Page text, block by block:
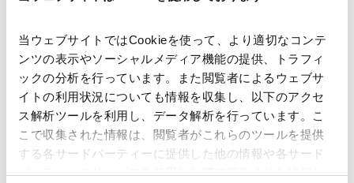
当ウェブサイトではCookieを使って、より適切なコンテ
ンツの表示やソーシャルメディア機能の提供、トラフィ
ックの分析を行っています。また閲覧者によるウェブサ
イトの利用状況についても情報を収集し、以下のアクセ
ス解析ツールを利用し、データ解析を行っています。こ
こで収集された情報は、閲覧者がこれらのツールを提供
する各サードパーティーに提供した他の情報や各サード
パーティーのサービスを使用した際に収集された情報と
ARTICLES
特集記事・対談コンテンツ
AMT/ Innovation in Action： セキュリ
ティトークン実務の進化と展望
2025.10.01